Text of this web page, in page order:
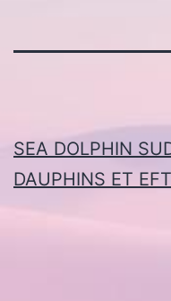
SEA DOLPHIN
DAUPHINS ET